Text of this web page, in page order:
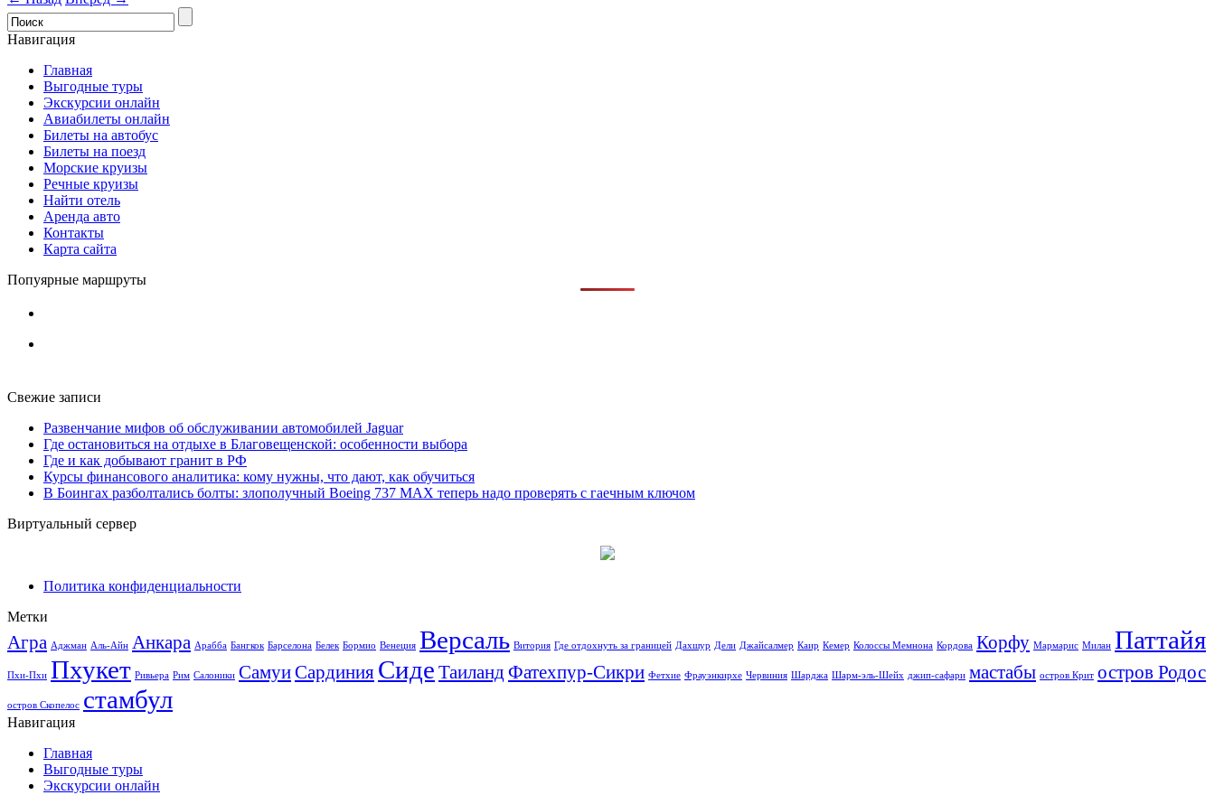
Навигация
Главная
Выгодные туры
Экскурсии онлайн
Авиабилеты онлайн
Билеты на автобус
Билеты на поезд
Морские круизы
Речные круизы
Найти отель
Аренда авто
Контакты
Карта сайта
Попуярные маршруты
Свежие записи
Развенчание мифов об обслуживании автомобилей Jaguar
Где остановиться на отдыхе в Благовещенской: особенности выбора
Где и как добывают гранит в РФ
Курсы финансового аналитика: кому нужны, что дают, как обучиться
В Боингах разболтались болты: злополучный Boeing 737 MAX теперь надо проверять с гаечным ключом
Виртуальный сервер
Политика конфиденциальности
Метки
Агра Аджман Аль-Айн Анкара Арабба Бангкок Барселона Белек Бормио Венеция Версаль Витория Где отдохнуть за границей Дахшур Дели Джайсалмер Каир Кемер Колоссы Мемнона Кордова Корфу Мармарис Милан Паттайя
Пхи-Пхи Пхукет Ривьера Рим Салоники СамуиСардиния Сиде ТаиландФатехпур-Сикри Фетхие Фрауэнкирхе Червиния Шарджа Шарм-эль-Шейх джип-сафари мастабы остров Крит остров Родос
остров Скопелос стамбул
Навигация
Главная
Выгодные туры
Экскурсии онлайн